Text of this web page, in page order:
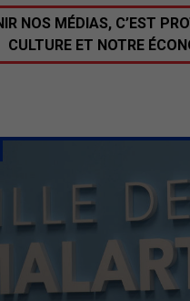
NOS MÉDIAS, C’EST
CULTURE ET NOTRE